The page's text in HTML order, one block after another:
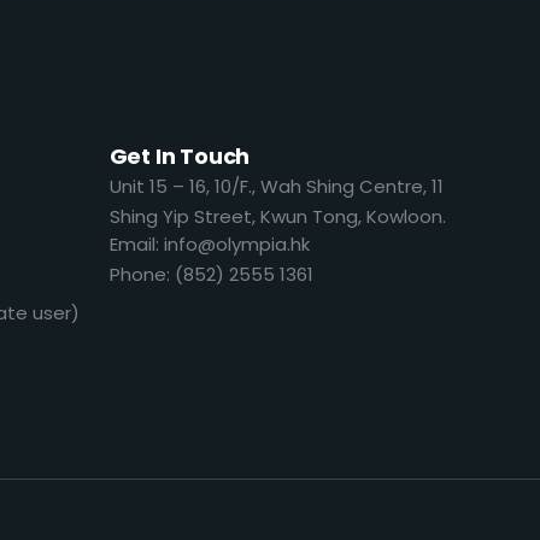
user)
Get In Touch
​​Unit 15 – 16, 10/F., Wah Shing Centre, 11
Shing Yip Street, Kwun Tong, Kowloon.
Email: info@olympia.hk
Phone: (852) 2555 1361